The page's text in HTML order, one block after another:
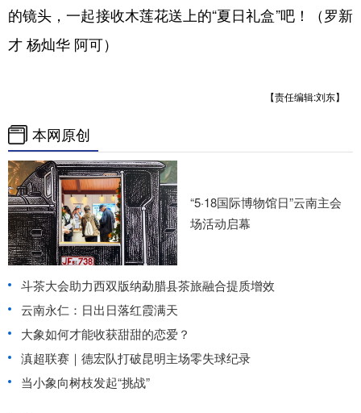
的镜头，一起接收木莲花送上的“夏日礼盒”吧！（罗新
才 杨灿华 阿可）
【责任编辑:刘东】
本网原创
“5·18国际博物馆日”云南主会
场活动启幕
斗茶大会助力西双版纳勐腊县茶旅融合提质增效
云南永仁：日出日落红霞满天
大象如何才能收获甜甜的恋爱？
滇超联赛｜德宏队打破昆明主场零失球纪录
当小象向树枝发起“挑战”